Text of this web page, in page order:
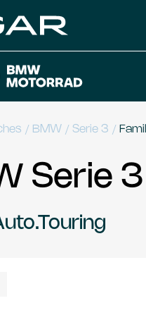
/ BMW / Serie 3 /
Serie 3